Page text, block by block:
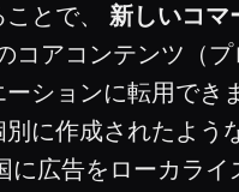
とで、 新しいコマ
コアコンテンツ（
ーションに転用でき
別に作成されたよう
に広告をローカライ